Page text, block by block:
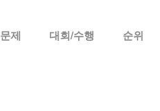
문제 대회/수행 순위